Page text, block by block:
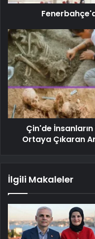
Çin'de
Ortaya Çıkaran
İlgili Makaleler